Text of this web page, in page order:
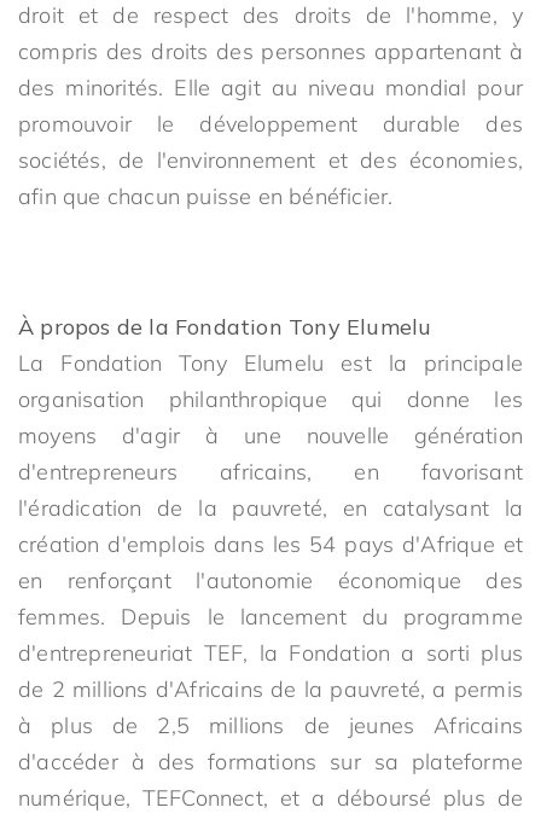
droit et de respect des droits de l'homme, y
compris des droits des personnes appartenant à
des minorités. Elle agit au niveau mondial pour
promouvoir le développement durable des
sociétés, de l'environnement et des économies,
afin que chacun puisse en bénéficier.
À propos de la Fondation Tony Elumelu
La Fondation Tony Elumelu est la principale
organisation philanthropique qui donne les
moyens d'agir à une nouvelle génération
d'entrepreneurs africains, en favorisant
l'éradication de la pauvreté, en catalysant la
création d'emplois dans les 54 pays d'Afrique et
en renforçant l'autonomie économique des
femmes. Depuis le lancement du programme
d'entrepreneuriat TEF, la Fondation a sorti plus
de 2 millions d'Africains de la pauvreté, a permis
à plus de 2,5 millions de jeunes Africains
d'accéder à des formations sur sa plateforme
numérique, TEFConnect, et a déboursé plus de